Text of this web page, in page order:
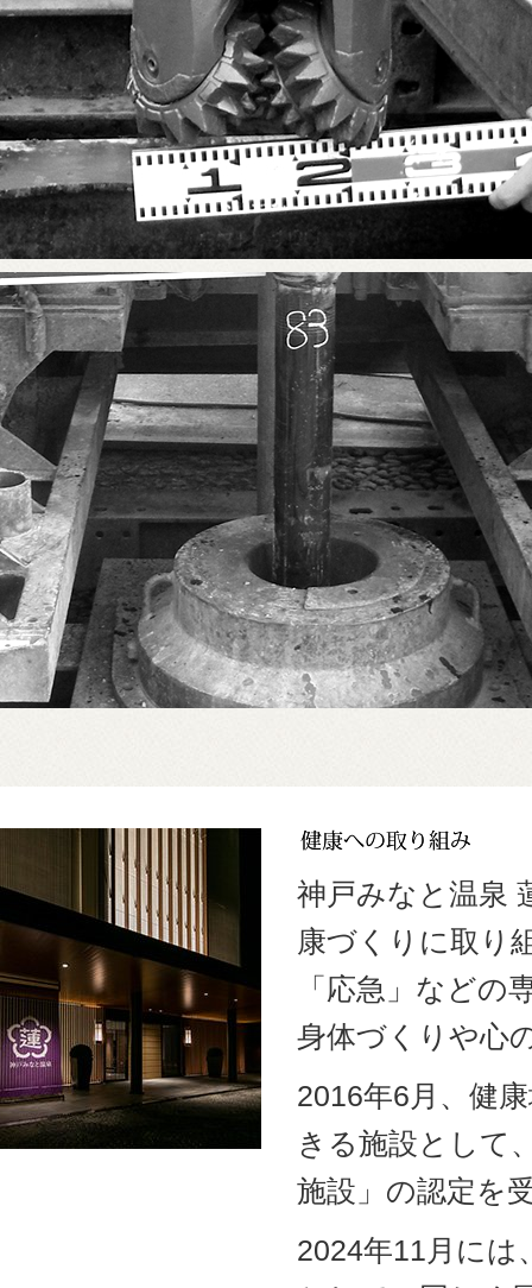
神戸みなと温泉
康づくりに取り
「応急」など
身体づくりや心
2016年6月、健
きる施設として
施設」の認定を
2024年11月には